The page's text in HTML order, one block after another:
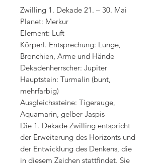
Zwilling 1. Dekade 21. – 30. Mai
Planet: Merkur
Element: Luft
Körperl. Entsprechung: Lunge,
Bronchien, Arme und Hände
Dekadenherrscher: Jupiter
Hauptstein: Turmalin (bunt,
mehrfarbig)
Ausgleichssteine: Tigerauge,
Aquamarin, gelber Jaspis
Die 1. Dekade Zwilling entspricht
der Erweiterung des Horizonts und
der Entwicklung des Denkens, die
in diesem Zeichen stattfindet. Sie